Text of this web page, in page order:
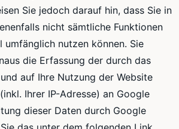
Sie jedoch darauf hin, dass Sie in
nicht sämtliche Funktionen
umfänglich nutzen können. Sie
die Erfassung der durch das
auf Ihre Nutzung der Website
Ihrer IP-Adresse) an Google
dieser Daten durch Google